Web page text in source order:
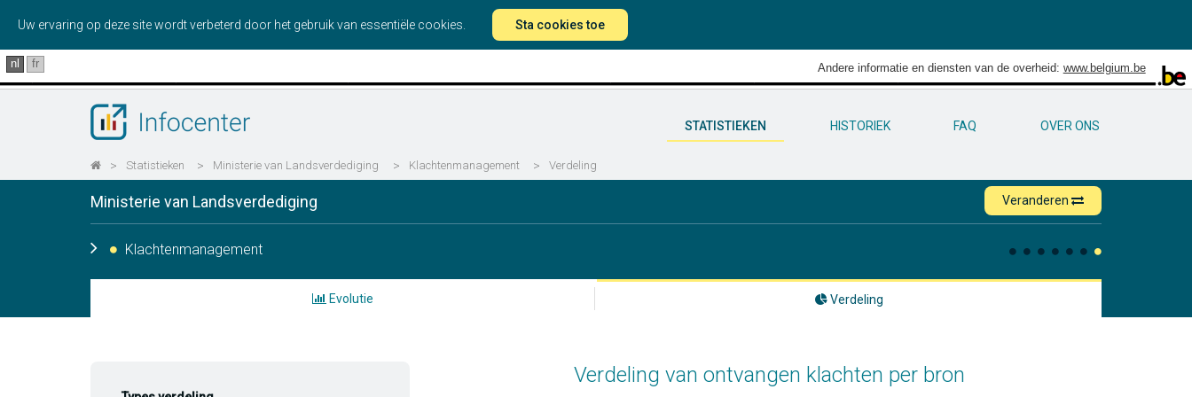
Uw ervaring op deze site wordt verbeterd door het gebruik van essentiële cookies. Sta cookies toe
nl fr Andere informatie en diensten van de overheid: www.belgium.be
STATISTIEKEN HISTORIEK FAQ OVER ONS
> Statistieken > Ministerie van Landsverdediging > Klachtenmanagement > Verdeling
Ministerie van Landsverdediging Veranderen
Klachtenmanagement
Evolutie Verdeling
Verdeling van ontvangen klachten per bron